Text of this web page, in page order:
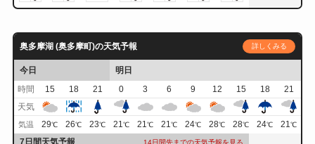
奥多摩湖 (奥多摩町)の天気予報 詳しくみる
今日
明日
時間
15 18 21 0 3 6 9 12 15 18
21
天気
気温 29℃ 26℃ 23℃ 21℃ 21℃ 21℃ 24℃ 28℃ 28℃ 24℃ 21℃
7日間天気予報 14日間先までの天気予報を見る